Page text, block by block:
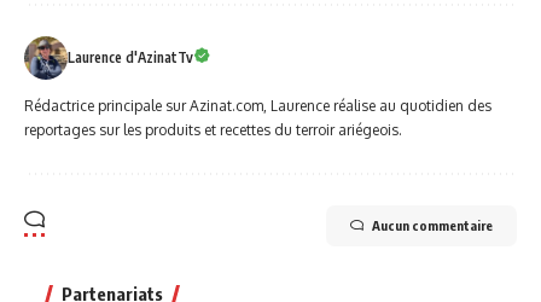
Laurence d'AzinatTv
Rédactrice principale sur Azinat.com, Laurence réalise au quotidien des
reportages sur les produits et recettes du terroir ariégeois.
Aucun commentaire
Partenariats